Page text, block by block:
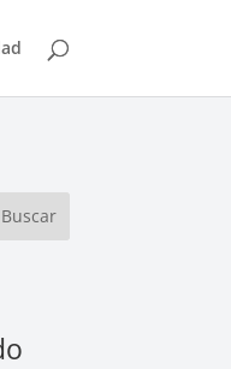
Buscar